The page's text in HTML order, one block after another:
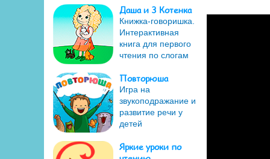
Даша и 3 Котенка
Книжка-говоришка.
Интерактивная
книга для первого
чтения по слогам
Повторюша
Игра на
звукоподражание и
развитие речи у
детей
Яркие уроки по